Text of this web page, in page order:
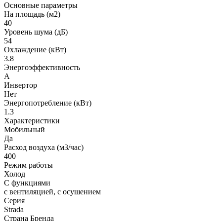
Основные параметры
На площадь (м2)
40
Уровень шума (дБ)
54
Охлаждение (кВт)
3.8
Энергоэффективность
A
Инвертор
Нет
Энергопотребление (кВт)
1.3
Характеристики
Мобильный
Да
Расход воздуха (м3/час)
400
Режим работы
Холод
С функциями
с вентиляцией, с осушением
Серия
Strada
Страна Бренда